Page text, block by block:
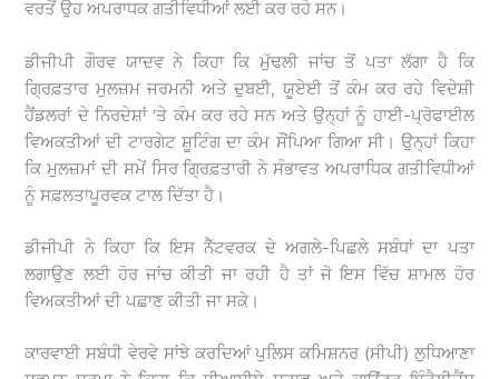
ਵਰਤੋਂ ਉਹ ਅਪਰਾਧਕ ਗਤੀਵਿਧੀਆਂ ਲਈ ਕਰ ਰਹੇ ਸਨ।
ਡੀਜੀਪੀ ਗੌਰਵ ਯਾਦਵ ਨੇ ਕਿਹਾ ਕਿ ਮੁੱਢਲੀ ਜਾਂਚ ਤੋਂ ਪਤਾ ਲੱਗਾ ਹੈ ਕਿ
ਗ੍ਰਿਫ਼ਤਾਰ ਮੁਲਜ਼ਮ ਜਰਮਨੀ ਅਤੇ ਦੁਬਈ, ਯੂਏਈ ਤੋਂ ਕੰਮ ਕਰ ਰਹੇ ਵਿਦੇਸ਼ੀ
ਹੈਂਡਲਰਾਂ ਦੇ ਨਿਰਦੇਸ਼ਾਂ ‘ਤੇ ਕੰਮ ਕਰ ਰਹੇ ਸਨ ਅਤੇ ਉਨ੍ਹਾਂ ਨੂੰ ਹਾਈ-ਪ੍ਰੋਫਾਈਲ
ਵਿਅਕਤੀਆਂ ਦੀ ਟਾਰਗੇਟ ਸ਼ੂਟਿੰਗ ਦਾ ਕੰਮ ਸੌਂਪਿਆ ਗਿਆ ਸੀ। ਉਨ੍ਹਾਂ ਕਿਹਾ
ਕਿ ਮੁਲਜ਼ਮਾਂ ਦੀ ਸਮੇਂ ਸਿਰ ਗ੍ਰਿਫ਼ਤਾਰੀ ਨੇ ਸੰਭਾਵਤ ਅਪਰਾਧਿਕ ਗਤੀਵਿਧੀਆਂ
ਨੂੰ ਸਫ਼ਲਤਾਪੂਰਵਕ ਟਾਲ ਦਿੱਤਾ ਹੈ।
ਡੀਜੀਪੀ ਨੇ ਕਿਹਾ ਕਿ ਇਸ ਨੈੱਟਵਰਕ ਦੇ ਅਗਲੇ-ਪਿਛਲੇ ਸਬੰਧਾਂ ਦਾ ਪਤਾ
ਲਗਾਉਣ ਲਈ ਹੋਰ ਜਾਂਚ ਕੀਤੀ ਜਾ ਰਹੀ ਹੈ ਤਾਂ ਜੋ ਇਸ ਵਿੱਚ ਸ਼ਾਮਲ ਹੋਰ
ਵਿਅਕਤੀਆਂ ਦੀ ਪਛਾਣ ਕੀਤੀ ਜਾ ਸਕੇ।
ਕਾਰਵਾਈ ਸਬੰਧੀ ਵੇਰਵੇ ਸਾਂਝੇ ਕਰਦਿਆਂ ਪੁਲਿਸ ਕਮਿਸ਼ਨਰ (ਸੀਪੀ) ਲੁਧਿਆਣਾ